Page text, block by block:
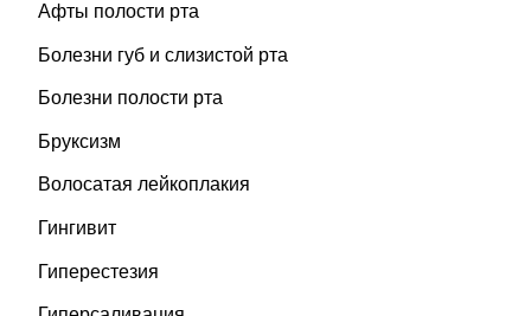
Афты полости рта
Болезни губ и слизистой рта
Болезни полости рта
Бруксизм
Волосатая лейкоплакия
Гингивит
Гиперестезия